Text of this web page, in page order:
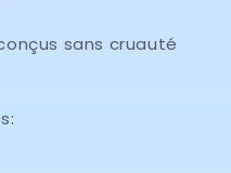
sans cruauté